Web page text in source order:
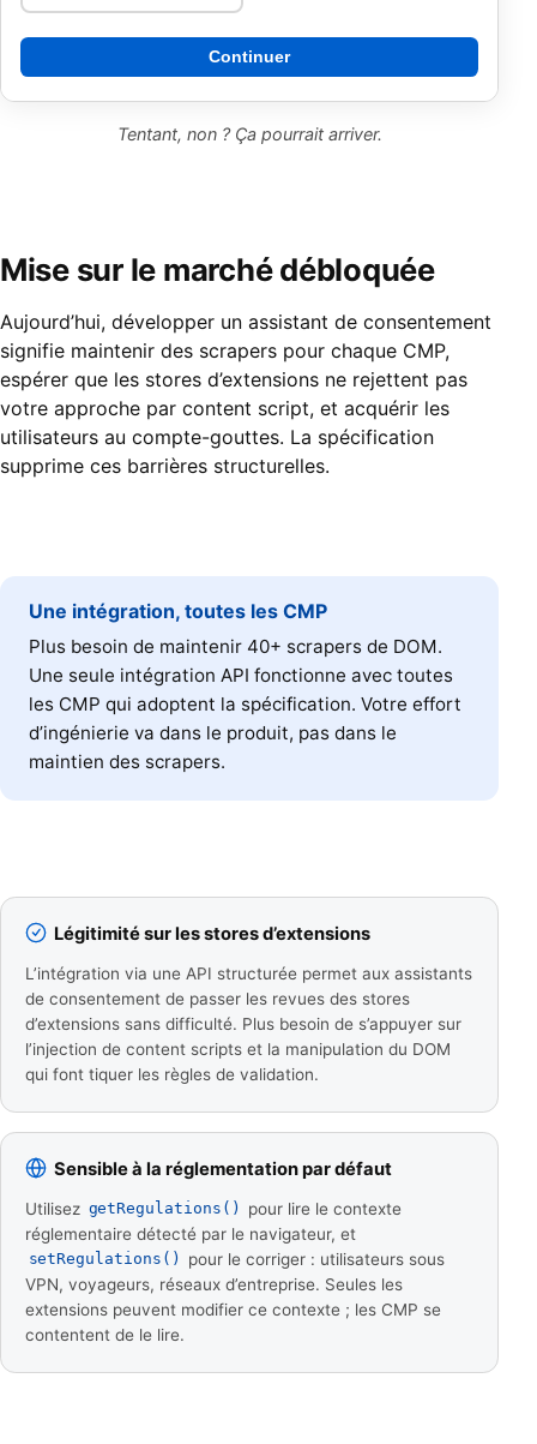
Continuer
Tentant, non ? Ça pourrait arriver.
Mise sur le marché débloquée
Aujourd’hui, développer un assistant de consentement
signifie maintenir des scrapers pour chaque CMP,
espérer que les stores d’extensions ne rejettent pas
votre approche par content script, et acquérir les
utilisateurs au compte-gouttes. La spécification
supprime ces barrières structurelles.
Une intégration, toutes les CMP
Plus besoin de maintenir 40+ scrapers de DOM.
Une seule intégration API fonctionne avec toutes
les CMP qui adoptent la spécification. Votre effort
d’ingénierie va dans le produit, pas dans le
maintien des scrapers.
Légitimité sur les stores d’extensions
L’intégration via une API structurée permet aux assistants
de consentement de passer les revues des stores
d’extensions sans difficulté. Plus besoin de s’appuyer sur
l’injection de content scripts et la manipulation du DOM
qui font tiquer les règles de validation.
Sensible à la réglementation par défaut
Utilisez getRegulations()
pour lire le contexte
réglementaire détecté par le navigateur, et
setRegulations()
pour le corriger : utilisateurs sous
VPN, voyageurs, réseaux d’entreprise. Seules les
extensions peuvent modifier ce contexte ; les CMP se
contentent de le lire.